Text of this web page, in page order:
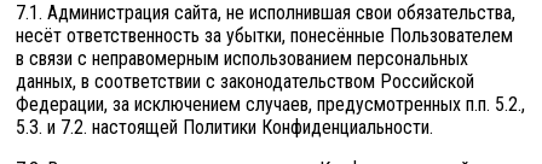
7.1. Администрация сайта, не исполнившая свои обязательства,
несёт ответственность за убытки, понесённые Пользователем
в связи с неправомерным использованием персональных
данных, в соответствии с законодательством Российской
Федерации, за исключением случаев, предусмотренных п.п. 5.2.,
5.3. и 7.2. настоящей Политики Конфиденциальности.